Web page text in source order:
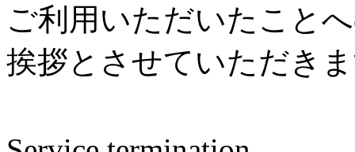
ご利用いただいたこと
挨拶とさせていただき